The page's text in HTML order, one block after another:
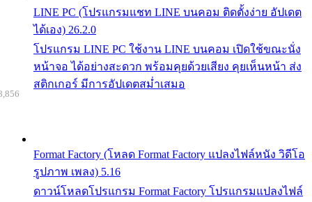
LINE PC (โปรแกรมแชท LINE บนคอม ติดตั้งง่าย อัปเดต
ได้เอง) 26.2.0
โปรแกรม LINE PC ใช้งาน LINE บนคอม เปิดใช้ขณะนั่ง
หน้าจอ ได้อย่างสะดวก พร้อมคุยด้วยเสียง คุยเห็นหน้า ส่ง
สติกเกอร์ มีการอัปเดตสม่ำเสมอ
Format Factory (โหลด Format Factory แปลงไฟล์หนัง วิดีโอ
รูปภาพ เพลง) 5.16
ดาวน์โหลดโปรแกรม Format Factory โปรแกรมแปลงไฟล์